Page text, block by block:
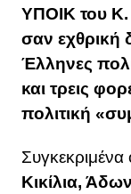
ΥΠΟΙΚ του Κ.
σαν εχθρική
Έλληνες
και τρεις
πολιτική
Συγκεκριμένα
Κικίλια,